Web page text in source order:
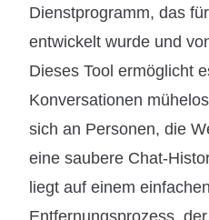
Dienstprogramm, das
entwickelt wurde und
Dieses Tool ermöglicht
Konversationen
sich an Personen, die
eine saubere Chat-
liegt auf einem
Entfernungsprozess,